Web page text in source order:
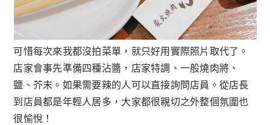
可惜每次來我都沒拍菜單，就只好用實際照片取代了。
店家會事先準備四種沾醬，店家特調、一般燒肉將、
鹽、芥末。如果需要辣的人可以直接詢問店員。從店長
到店員都是年輕人居多，大家都很親切之外整個氛圍也
很愉悅！